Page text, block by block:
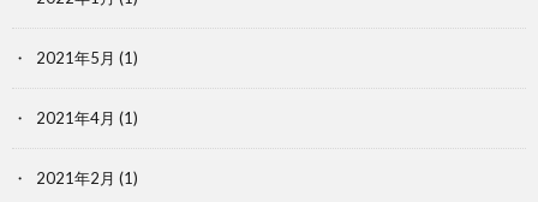
2021年5月 (1)
2021年4月 (1)
2021年2月 (1)